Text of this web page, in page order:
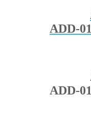
ADD-
ADD-